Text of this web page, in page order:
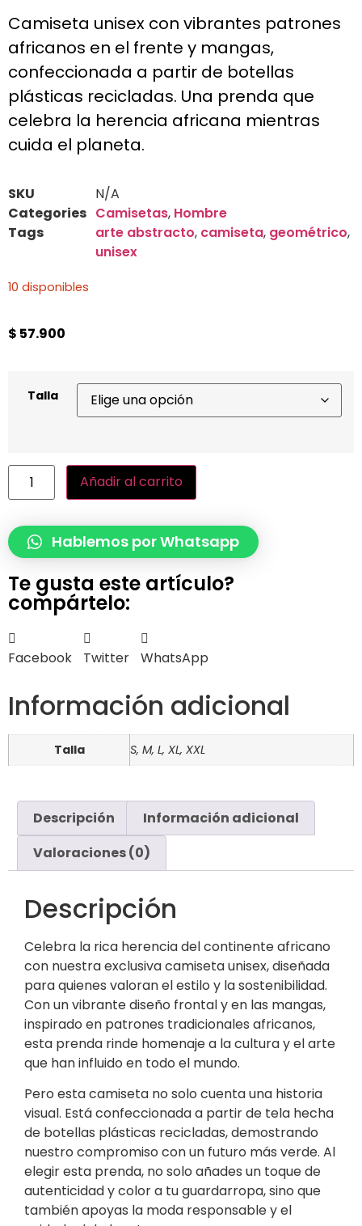
Camiseta unisex con vibrantes patrones
africanos en el frente y mangas,
confeccionada a partir de botellas
plásticas recicladas. Una prenda que
celebra la herencia africana mientras
cuida el planeta.
SKU
N/A
Categories Camisetas, Hombre
Tags
arte abstracto, camiseta, geométrico,
unisex
10 disponibles
$ 57.900
Talla
Añadir al carrito
Hablemos por Whatsapp
Te gusta este artículo?
compártelo:
Facebook Twitter WhatsApp
Información adicional
Talla S, M, L, XL, XXL
Descripción
Información adicional
Valoraciones (0)
Descripción
Celebra la rica herencia del continente africano
con nuestra exclusiva camiseta unisex, diseñada
para quienes valoran el estilo y la sostenibilidad.
Con un vibrante diseño frontal y en las mangas,
inspirado en patrones tradicionales africanos,
esta prenda rinde homenaje a la cultura y el arte
que han influido en todo el mundo.
Pero esta camiseta no solo cuenta una historia
visual. Está confeccionada a partir de tela hecha
de botellas plásticas recicladas, demostrando
nuestro compromiso con un futuro más verde. Al
elegir esta prenda, no solo añades un toque de
autenticidad y color a tu guardarropa, sino que
también apoyas la moda responsable y el